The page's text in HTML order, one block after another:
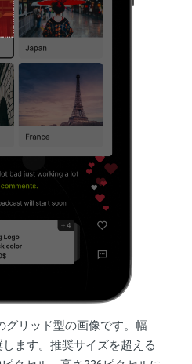
グリッド型の画像です。幅
ます。推奨サイズを超える